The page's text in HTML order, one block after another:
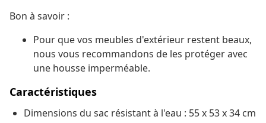
Bon à savoir :
Pour que vos meubles d'extérieur restent beaux,
nous vous recommandons de les protéger avec
une housse imperméable.
Caractéristiques
Dimensions du sac résistant à l'eau : 55 x 53 x 34 cm